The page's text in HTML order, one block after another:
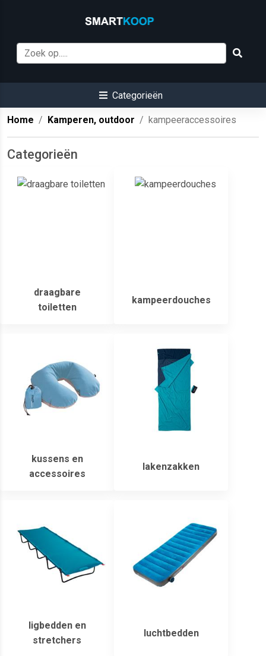
Categorieën
Home Kamperen, outdoor kampeeraccessoires
Categorieën
draagbare
toiletten
kampeerdouches
kussens en
accessoires
lakenzakken
ligbedden en
stretchers
luchtbedden